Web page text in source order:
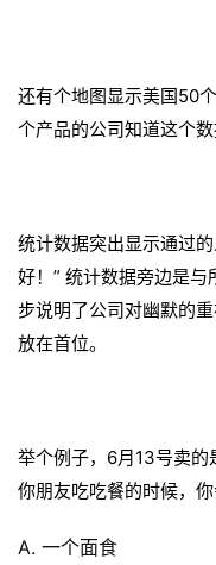
首
页
运
还有个地图显示美国50
个产品的公司知道这个
统计数据突出显示通过
好！” 统计数据旁边是
步说明了公司对幽默的
放在首位。
举个例子，6月13号卖
你朋友吃吃餐的时候，
A. 一个面食